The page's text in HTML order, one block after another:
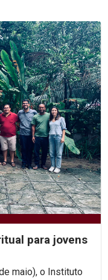
para jovens
maio), o Instituto